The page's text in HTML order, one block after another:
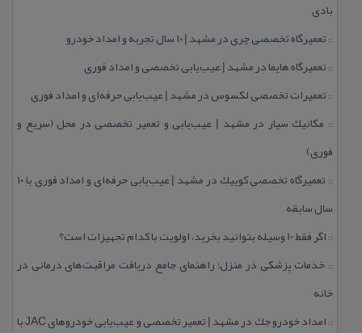
بادی
:: تعمیرگاه تخصصی چری در مشهد | ۱۰ سال تجربه و امداد خودرو
:: تعمیرگاه هایما در مشهد | عیب‌یابی تخصصی و امداد فوری
:: تعمیرات تخصصی لكسوس در مشهد | عیب‌یابی حرفه‌ای و امداد فوری
:: مكانیك سیار در مشهد | عیب‌یابی و تعمیر تخصصی در محل (سریع و
فوری)
::
تعمیرگاه تخصصی كوییك در مشهد | عیب‌یابی حرفه‌ای و امداد فوری با ۱۰
سال سابقه
:: اگر فقط 10 وسیله بتوانید بخرید، اولویت با كدام تجهیزات است؟
:: خدمات پزشكی در منزل؛ راهنمای جامع دریافت مراقبت‌های درمانی در
خانه
::
امداد خودرو جك در مشهد | تعمیر تخصصی و عیب‌یابی خودروهای JAC با